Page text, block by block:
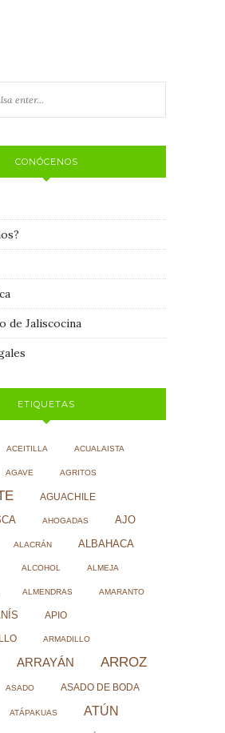
CONÓCENOS
de Jaliscocina
ETIQUETAS
ACEITILLA ACUALAISTA
AGAVE AGRITOS
AGUACHILE
AHOGADAS AJO
ALACRÁN ALBAHACA
ALCOHOL ALMEJA
ALMENDRAS AMARANTO
APIO
ARMADILLO
ARRAYÁN ARROZ
ASADO ASADO DE BODA
ATÁPAKUAS ATÚN